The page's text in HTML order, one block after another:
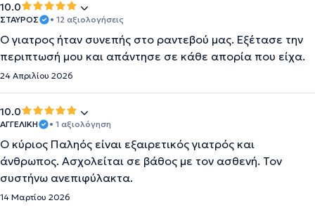
10.0
ΣΤΑΥΡΟΣ • 12 αξιολογήσεις
Ο γιατρος ήταν συνεπής στο ραντεβού μας. Εξέτασε την
περιπτωσή μου και απάντησε σε κάθε απορία που είχα.
24 Απριλίου 2026
10.0
ΑΓΓΕΛΙΚΗ • 1 αξιολόγηση
Ο κύριος Παληός είναι εξαιρετικός γιατρός και
άνθρωπος. Ασχολείται σε βάθος με τον ασθενή. Τον
συστήνω ανεπιφύλακτα.
14 Μαρτίου 2026